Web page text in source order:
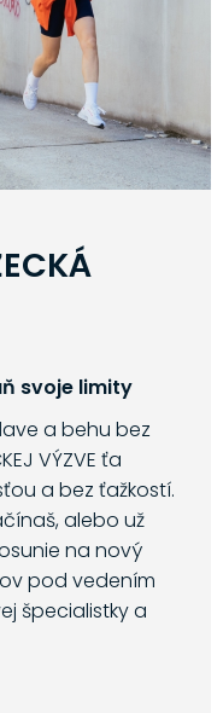
svoje limity
a behu bez
VÝZVE ťa
a bez ťažkostí.
alebo už
na nový
pod vedením
špecialistky a